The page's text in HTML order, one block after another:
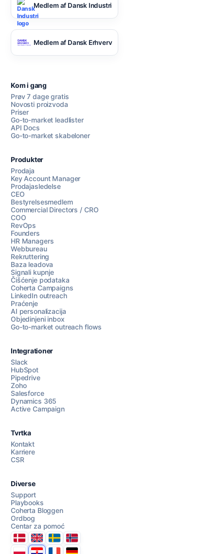
Razgovarajte s nama
Medlem af Dansk Industri
Medlem af Dansk Erhverv
Kom i gang
Prøv 7 dage gratis
Novosti proizvoda
Priser
Go-to-market leadlister
API Docs
Go-to-market skabeloner
Produkter
Prodaja
Key Account Manager
Prodajasledelse
CEO
Bestyrelsesmedlem
Commercial Directors / CRO
COO
RevOps
Founders
HR Managers
Webbureau
Rekruttering
Baza leadova
Signali kupnje
Čišćenje podataka
Coherta Campaigns
LinkedIn outreach
Praćenje
AI personalizacija
Objedinjeni inbox
Go-to-market outreach flows
Integrationer
Slack
HubSpot
Pipedrive
Zoho
Salesforce
Dynamics 365
Active Campaign
Tvrtka
Kontakt
Karriere
CSR
Diverse
Support
Playbooks
Coherta Bloggen
Ordbog
Centar za pomoć
DanmarkUnited Kingdom
SverigeNorge